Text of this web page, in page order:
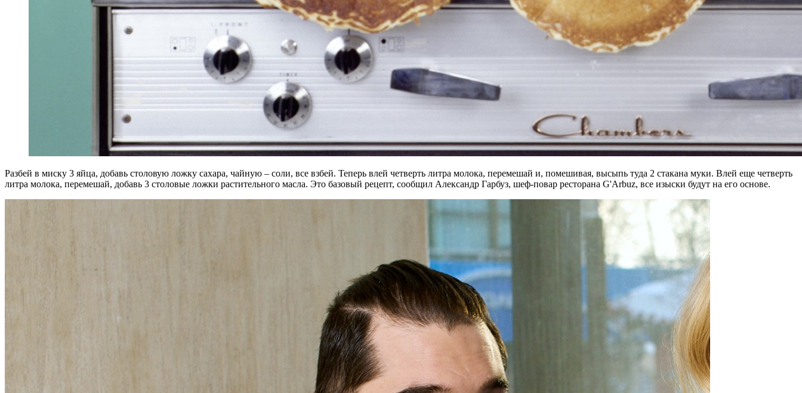
Разбей в миску 3 яйца, добавь столовую ложку сахара, чайную – соли, все взбей. Теперь влей четверть литра молока, перемешай и, помешивая, высыпь туда 2 стакана муки. Влей еще четверть
литра молока, перемешай, добавь 3 столовые ложки растительного масла. Это базовый рецепт, сообщил Александр Гарбуз, шеф-повар ресторана G'Arbuz, все изыски будут на его основе.